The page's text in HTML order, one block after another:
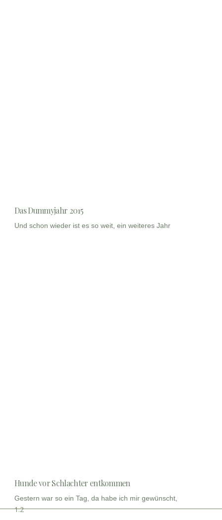
Das Dummyjahr 2015
Und schon wieder ist es so weit, ein weiteres Jahr
Hunde vor Schlachter entkommen
Gestern war so ein Tag, da habe ich mir gewünscht,